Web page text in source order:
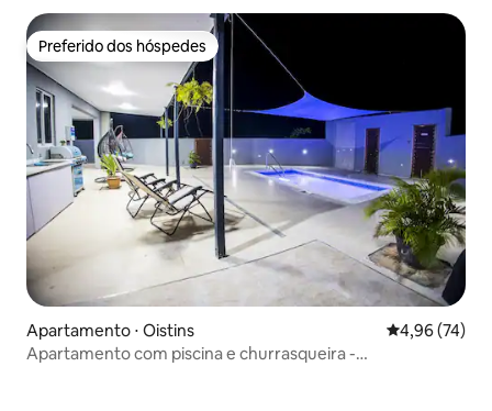
Preferido dos hóspedes
Preferido dos hóspedes
Apartamento ⋅ Oistins 4,96 de uma
4,96 (74)
Apartamento com piscina e churrasqueira -